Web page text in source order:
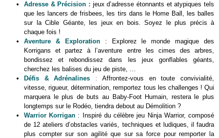
Adresse & Précision : jeux d’adresse étonnants et atypiques tels
que les lancers de frisbees, les tirs dans le Home Ball, les balles
sur la Cible Géante, les jeux en bois. Soyez le plus précis à
chaque fois !
Aventure & Exploration: Explorez le monde magique des
Korrigans et partez à l’aventure entre les cimes des arbres,
bondissez et rebondissez dans les jeux gonflables géants,
cherchez les balises du jeu de piste, …
Défis & Adrénalines : Affrontez-vous en toute convivialité,
vitesse, rigueur, détermination, remportez tous les challenges ! Qui
marquera le plus de buts au Baby-Foot Humain, restera le plus
longtemps sur le Rodéo, tiendra debout au Démolition ?
Warrior Korrigan : Inspiré du célèbre jeu Ninja Warrior, composé
de 12 ateliers d’obstacles variés, techniques et ludiques, il faudra
plus compter sur son agilité que sur sa force pour remporter la